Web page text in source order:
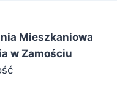
Mieszkaniowa
w Zamościu